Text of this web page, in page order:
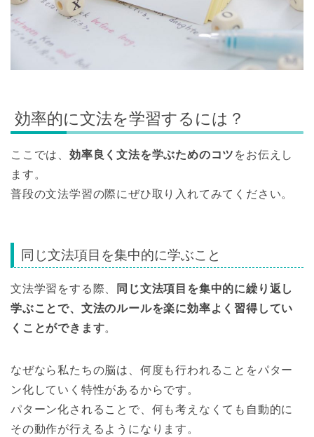
効率的に文法を学習するには？
ここでは、 効率良く文法を学ぶためのコツ をお伝えし
ます。
普段の文法学習の際にぜひ取り入れてみてください。
同じ文法項目を集中的に学ぶこと
文法学習をする際、
同じ文法項目を集中的に繰り返し
学ぶことで、文法のルールを楽に効率よく習得してい
くことができます。
なぜなら私たちの脳は、何度も行われることをパター
ン化していく特性があるからです。
パターン化されることで、何も考えなくても自動的に
その動作が行えるようになります。